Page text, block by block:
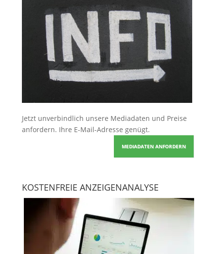
Jetzt unverbindlich unsere Mediadaten und Preise
anfordern. Ihre E-Mail-Adresse genügt.
MEDIADATEN ANFORDERN
KOSTENFREIE ANZEIGENANALYSE